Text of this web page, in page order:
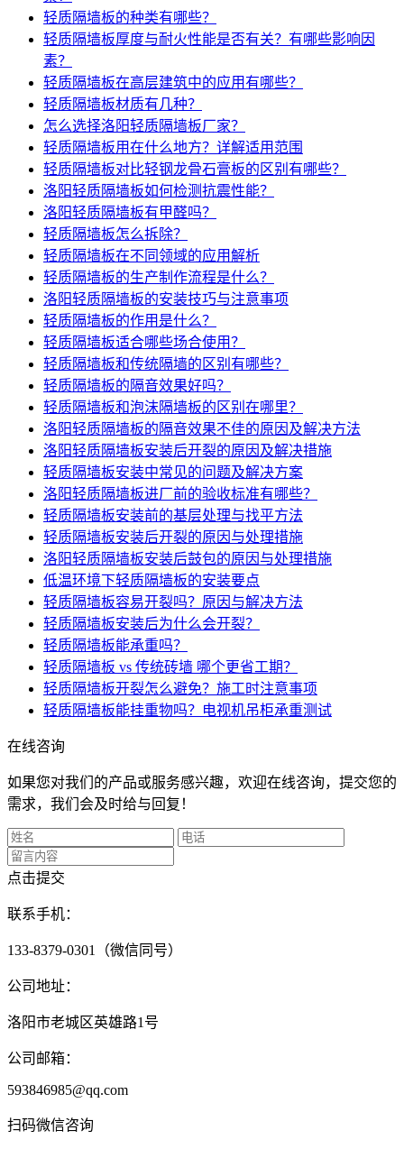
轻质隔墙板的种类有哪些？
轻质隔墙板厚度与耐火性能是否有关？有哪些影响因
素？
轻质隔墙板在高层建筑中的应用有哪些？
轻质隔墙板材质有几种？
怎么选择洛阳轻质隔墙板厂家？
轻质隔墙板用在什么地方？详解适用范围
轻质隔墙板对比轻钢龙骨石膏板的区别有哪些？
洛阳轻质隔墙板如何检测抗震性能？
洛阳轻质隔墙板有甲醛吗？
轻质隔墙板怎么拆除？
轻质隔墙板在不同领域的应用解析
轻质隔墙板的生产制作流程是什么？
洛阳轻质隔墙板的安装技巧与注意事项
轻质隔墙板的作用是什么？
轻质隔墙板适合哪些场合使用？
轻质隔墙板和传统隔墙的区别有哪些？
轻质隔墙板的隔音效果好吗？
轻质隔墙板和泡沫隔墙板的区别在哪里？
洛阳轻质隔墙板的隔音效果不佳的原因及解决方法
洛阳轻质隔墙板安装后开裂的原因及解决措施
轻质隔墙板安装中常见的问题及解决方案
洛阳轻质隔墙板进厂前的验收标准有哪些？
轻质隔墙板安装前的基层处理与找平方法
轻质隔墙板安装后开裂的原因与处理措施
洛阳轻质隔墙板安装后鼓包的原因与处理措施
低温环境下轻质隔墙板的安装要点
轻质隔墙板容易开裂吗？原因与解决方法
轻质隔墙板安装后为什么会开裂？
轻质隔墙板能承重吗？
轻质隔墙板 vs 传统砖墙 哪个更省工期？
轻质隔墙板开裂怎么避免？施工时注意事项
轻质隔墙板能挂重物吗？电视机吊柜承重测试
在线咨询
如果您对我们的产品或服务感兴趣，欢迎在线咨询，提交您的
需求，我们会及时给与回复！
点击提交
联系手机：
133-8379-0301（微信同号）
公司地址：
洛阳市老城区英雄路1号
公司邮箱：
593846985@qq.com
扫码微信咨询